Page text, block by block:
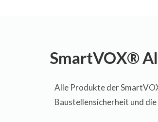
SmartVOX®
Alle Produkte der
Baustellensicherheit und